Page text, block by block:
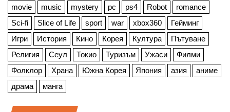
movie
music mystery pc ps4 Robot
romance
Sci-fi
Slice of Life sport war xbox360
Гейминг
Игри
История Кино Корея Култура
Пътуване
Религия
Сеул Токио Туризъм Ужаси
Филми
Фолклор
Храна Южна Корея Япония азия
аниме
драма
манга